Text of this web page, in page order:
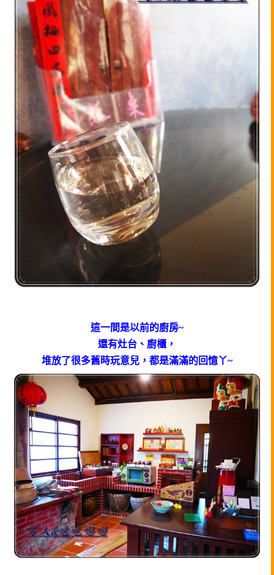
這一間是以前的廚房~
還有灶台、廚櫃，
堆放了很多舊時玩意兒，都是滿滿的回憶丫~